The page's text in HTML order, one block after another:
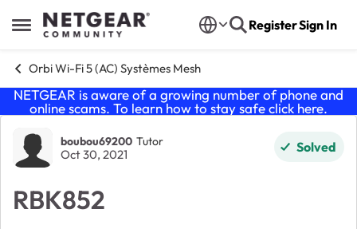
Open Side Menu
Skip to content RegisterSign In
Orbi Wi-Fi 5 (AC) Systèmes Mesh
NETGEAR is aware of a growing number of phone and
online scams. To learn how to stay safe click here.
Forum Discussion
boubou69200 Tutor
Oct 30, 2021 Solved
RBK852